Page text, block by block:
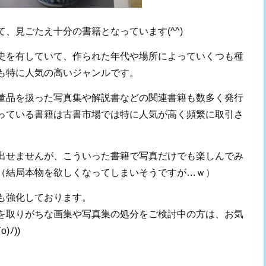
、見ごたえ十分の書籍となっています(^^)
を有していて、作られた年代や場所によっていくつも種
に人気の高いジャンルです。
品を扱った写真集や解説書などの関連書籍も数多く発行
ている書籍は古書市場では特に人気が高く頻繁に取引さ
せませんが、こういった書籍で写真だけでも楽しんでみ
結局本物を欲しくなってしまいそうですが…ｗ）
化しております。
取りがちな画集や写真集の処分をご検討中の方は、お気
ﾉ))